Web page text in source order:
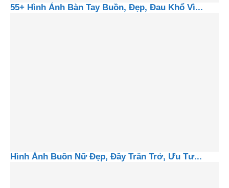
55+ Hình Ảnh Bàn Tay Buồn, Đẹp, Đau Khổ Vì...
Hình Ảnh Buồn Nữ Đẹp, Đầy Trăn Trở, Ưu Tư...